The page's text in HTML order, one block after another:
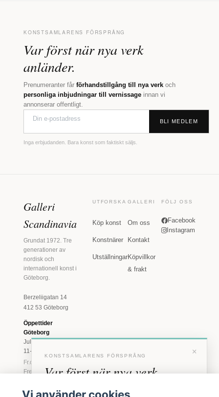
KONSTSAMLARENS FÖRSPRÅNG
Var först när nya verk
anländer.
Prenumeranter får förhandstillgång till nya verk och
personliga inbjudningar till vernissage innan vi
annonserar offentligt.
BLI MEDLEM
Inga erbjudanden. Bara konst som faktiskt säljs.
Galleri
Scandinavia
Grundat 1972. Tre
generationer av
nordisk och
internationell konst i
Göteborg.
Berzeliigatan 14
412 53 Göteborg
Öppettider
Göteborg
Juli: Tis 11-18 · Lör
11-16
Fr.o.m. augusti: Tis-
Fre 11-18 · Lör 11-
UTFORSKA
Köp konst
Konstnärer
Utställningar
GALLERI
Om oss
Kontakt
Köpvillkor
& frakt
FÖLJ OSS
Facebook
Instagram
×
KONSTSAMLARENS FÖRSPRÅNG
Var först när nya verk
anländer